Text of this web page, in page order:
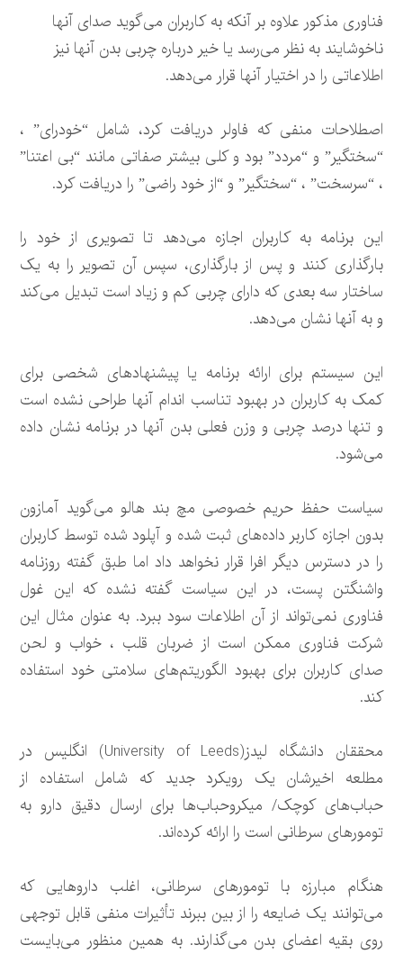
فناوری مذکور علاوه بر آنکه به کاربران می‌گوید صدای آنها
ناخوشایند به نظر می‌رسد یا خیر درباره چربی بدن آنها نیز
اطلاعاتی را در اختیار آنها قرار می‌دهد.
اصطلاحات منفی که فاولر دریافت کرد، شامل “خودرای” ،
“سختگیر” و “مردد” بود و کلی بیشتر صفاتی مانند “بی اعتنا”
، “سرسخت” ، “سختگیر” و “از خود راضی” را دریافت کرد.
این برنامه به کاربران اجازه می‌دهد تا تصویری از خود را
بارگذاری کنند و پس از بارگذاری، سپس آن تصویر را به یک
ساختار سه بعدی که دارای چربی کم و زیاد است تبدیل می‌کند
و به آنها نشان می‌دهد.
این سیستم برای ارائه برنامه‌ یا پیشنهادهای شخصی برای
کمک به کاربران در بهبود تناسب اندام آنها طراحی نشده است
و تنها درصد چربی و وزن فعلی بدن آنها در برنامه نشان داده
می‌شود.
سیاست حفظ حریم خصوصی مچ بند هالو می‌گوید آمازون
بدون اجازه کاربر داده‌های ثبت شده و آپلود شده توسط کاربران
را در دسترس دیگر افرا قرار نخواهد داد اما طبق گفته روزنامه
واشنگتن پست، در این سیاست گفته نشده که این غول
فناوری نمی‌تواند از آن اطلاعات سود ببرد. به عنوان مثال این
شرکت فناوری ممکن است از ضربان قلب ، خواب و لحن
صدای کاربران برای بهبود الگوریتم‌های سلامتی خود استفاده
کند.
محققان دانشگاه لیدز(University of Leeds) انگلیس در
مطلعه اخیرشان یک رویکرد جدید که شامل استفاده از
حباب‌های کوچک/ میکروحباب‌ها برای ارسال دقیق دارو به
تومورهای سرطانی است را ارائه کرده‌اند.
هنگام مبارزه با تومورهای سرطانی، اغلب داروهایی که
می‌توانند یک ضایعه را از بین ببرند تأثیرات منفی قابل توجهی
روی بقیه اعضای بدن می‌گذارند. به همین منظور می‌بایست